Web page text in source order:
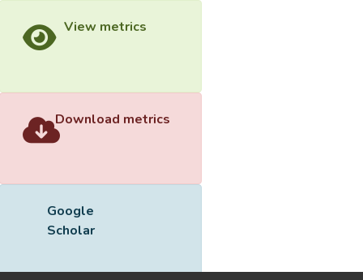
View metrics
Download metrics
Google
Scholar